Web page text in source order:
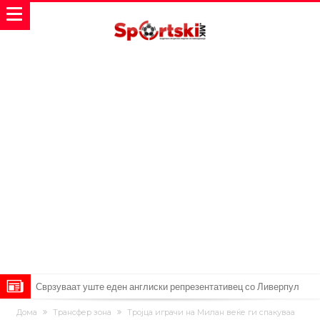
Сврзуваат уште еден англиски репрезентативец со Ливерпул
Замена за Влаховиќ: Напаѓачот на Манчестер доаѓа во Јувентус!
Дома Трансфер зона
Тројца играчи на Милан веќе ги спакуваа